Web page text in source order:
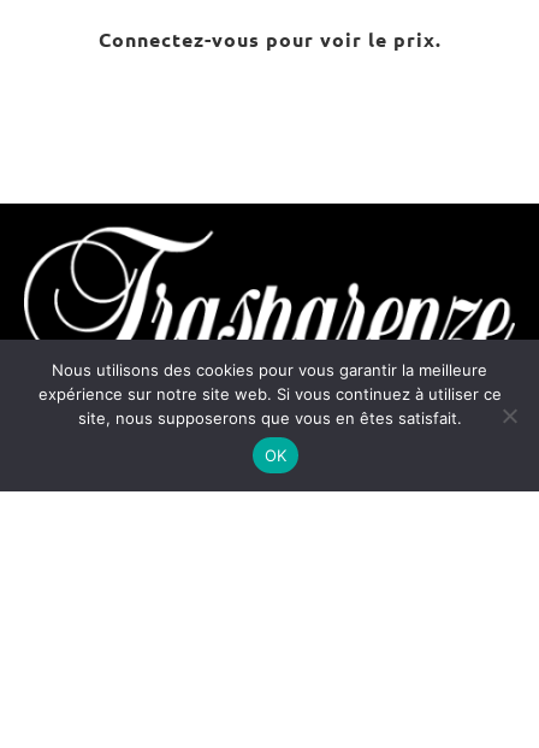
Connectez-vous pour voir le prix.
contact@trasparenze.fr
+33 6 21 33 96 85
Nous utilisons des cookies pour vous garantir la meilleure
expérience sur notre site web. Si vous continuez à utiliser ce
site, nous supposerons que vous en êtes satisfait.
OK